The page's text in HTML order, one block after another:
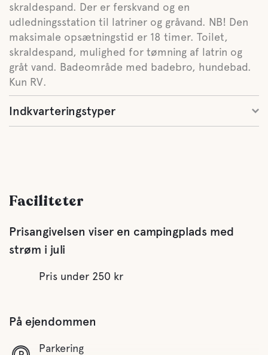
skraldespand. Der er ferskvand og en
udledningsstation til latriner og gråvand. NB! Den
maksimale opsætningstid er 18 timer. Toilet,
skraldespand, mulighed for tømning af latrin og
gråt vand. Badeområde med badebro, hundebad.
Kun RV.
Indkvarteringstyper
Faciliteter
Prisangivelsen viser en campingplads med
strøm i juli
Pris under 250 kr
På ejendommen
Parkering